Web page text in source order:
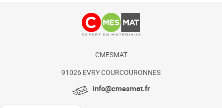
CMESMAT
91026 EVRY COURCOURONNES
info@cmesmat.fr